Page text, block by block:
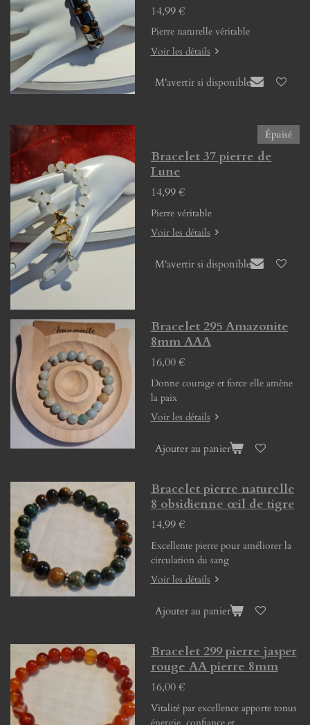
14,99 €
Pierre naturelle véritable
Voir les détails
M'avertir si disponible
Épuisé
Bracelet 37 pierre de
Lune
14,99 €
Pierre véritable
Voir les détails
M'avertir si disponible
Bracelet 295 Amazonite
8mm AAA
16,00 €
Donne courage et force elle amène
la paix
Voir les détails
Ajouter au panier
Bracelet pierre naturelle
8 obsidienne œil de tigre
14,99 €
Excellente pierre pour améliorer la
circulation du sang
Voir les détails
Ajouter au panier
Bracelet 299 pierre jasper
rouge AA pierre 8mm
16,00 €
Vitalité par excellence apporte tonus
énergie confiance et